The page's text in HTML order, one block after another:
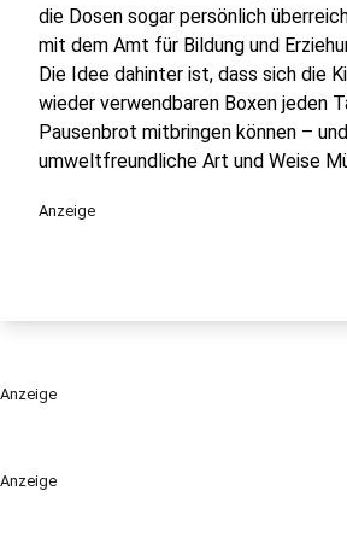
Anzeige
die Dosen sogar persönlich
mit dem Amt für Bildung und
Die Idee dahinter ist, dass sich die
wieder verwendbaren Boxen jeden
Pausenbrot mitbringen können –
umweltfreundliche Art und Weise
Anzeige
Anzeige